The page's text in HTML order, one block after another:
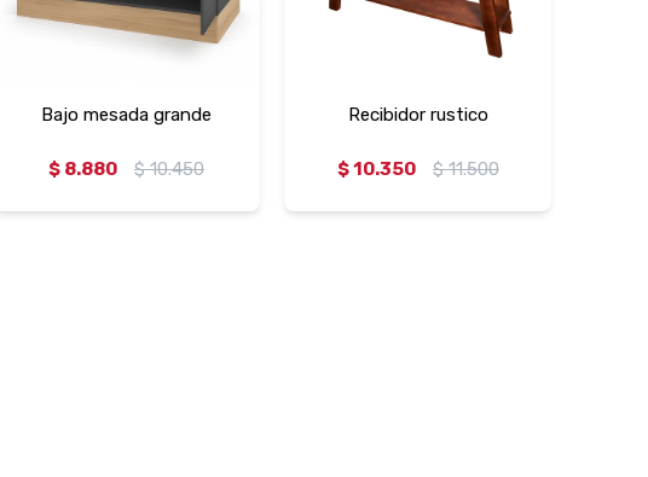
Bajo mesada grande
$ 8.880 $ 10.450
Recibidor rustico
$10.350 $ 11.500